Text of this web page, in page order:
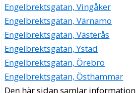
Engelbrektsgatan, Vingåker
Engelbrektsgatan, Värnamo
Engelbrektsgatan, Västerås
Engelbrektsgatan, Ystad
Engelbrektsgatan, Örebro
Engelbrektsgatan, Östhammar
Den här sidan samlar